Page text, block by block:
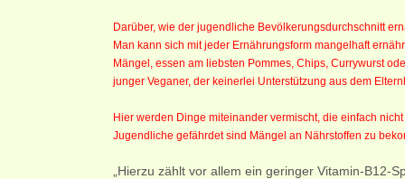
Darüber, wie der jugendliche Bevölkerungsdurchschnitt
Man kann sich mit jeder Ernährungsform mangelhaft
Mängel, essen am liebsten Pommes, Chips, Currywurst
junger Veganer, der keinerlei Unterstützung aus dem
Hier werden Dinge miteinander vermischt, die einfach
Jugendliche gefährdet sind Mängel an Nährstoffen zu
„Hierzu zählt vor allem ein geringer Vitamin-B12-